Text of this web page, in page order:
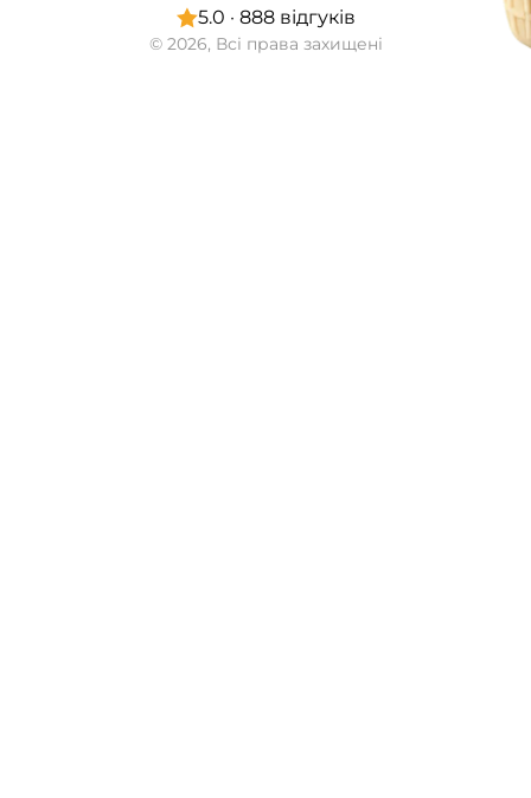
© 2026, Всі права захищені
5.0 · 888 відгуків